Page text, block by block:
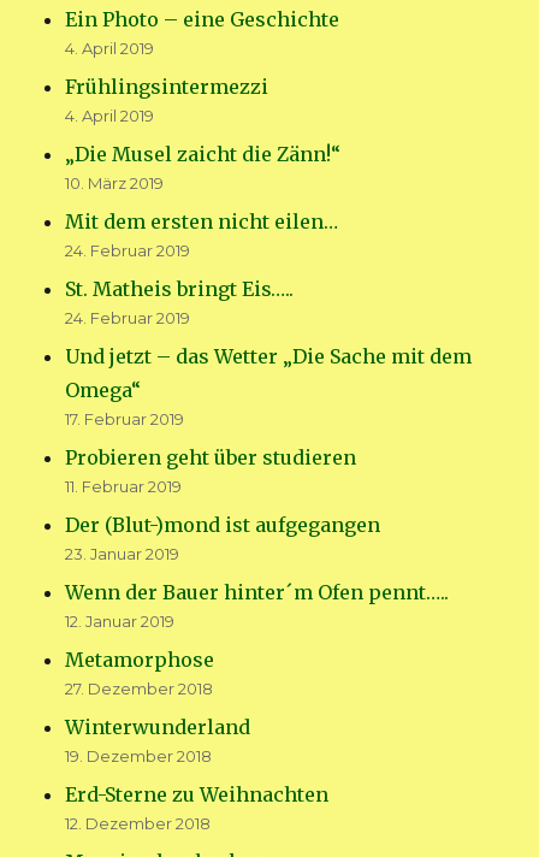
Ein Photo – eine Geschichte
4. April 2019
Frühlingsintermezzi
4. April 2019
„Die Musel zaicht die Zänn!“
10. März 2019
Mit dem ersten nicht eilen…
24. Februar 2019
St. Matheis bringt Eis…..
24. Februar 2019
Und jetzt – das Wetter „Die Sache mit dem
Omega“
17. Februar 2019
Probieren geht über studieren
11. Februar 2019
Der (Blut-)mond ist aufgegangen
23. Januar 2019
Wenn der Bauer hinter´m Ofen pennt…..
12. Januar 2019
Metamorphose
27. Dezember 2018
Winterwunderland
19. Dezember 2018
Erd-Sterne zu Weihnachten
12. Dezember 2018